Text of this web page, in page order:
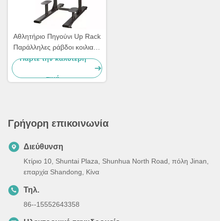
Αθλητήριο Πηγούνι Up Rack
Παράλληλες ράβδοι κοιλιακή
μηχανή κάθετη άνοδος
Πάρτε την καλύτερη
τιμή
Γρήγορη επικοινωνία
Διεύθυνση
Κτίριο 10, Shuntai Plaza, Shunhua North Road, πόλη Jinan,
επαρχία Shandong, Κίνα
Τηλ.
86--15552643358